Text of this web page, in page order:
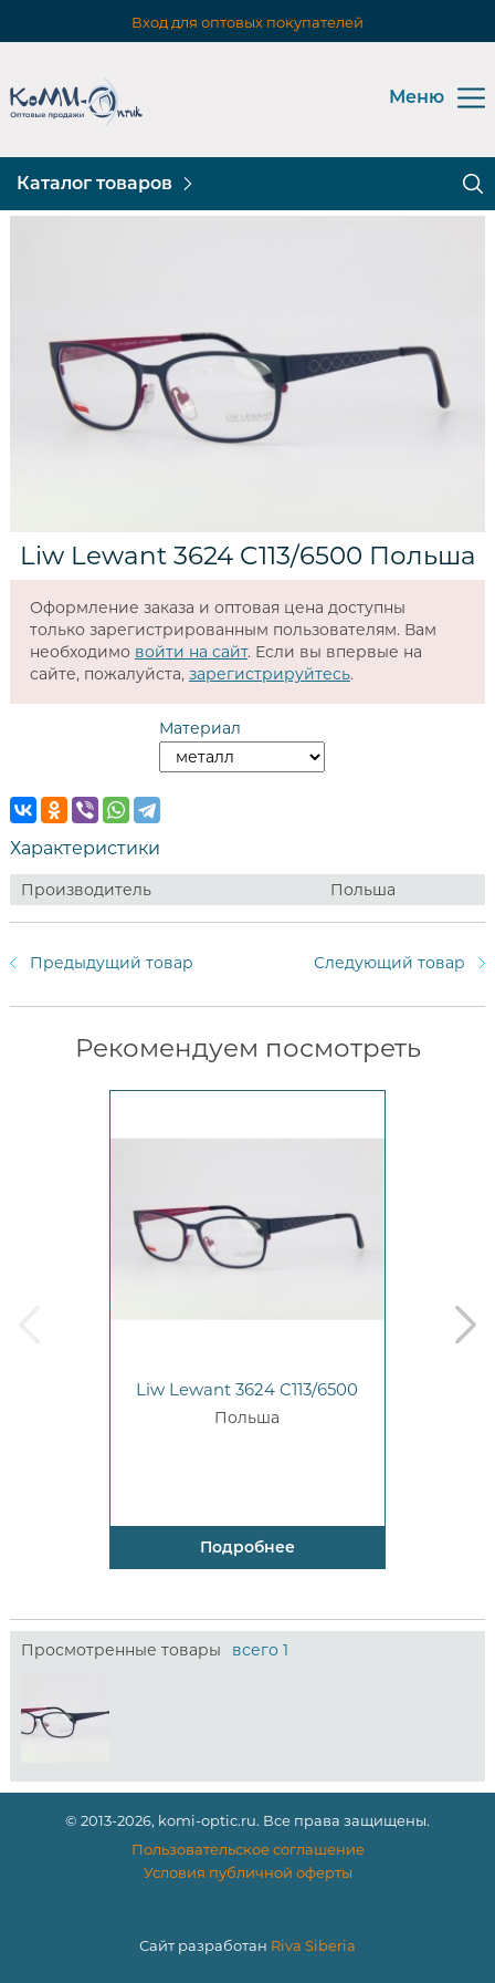
Вход для оптовых покупателей
Меню
Каталог товаров
Liw Lewant 3624 C113/6500 Польша
Оформление заказа и оптовая цена доступны
только зарегистрированным пользователям. Вам
необходимо войти на сайт. Если вы впервые на
сайте, пожалуйста, зарегистрируйтесь.
Материал
Характеристики
Производитель Польша
Предыдущий товар Следующий товар
Рекомендуем посмотреть
Liw Lewant 3624 C113/6500
Польша
Подробнее
next
Просмотренные товары всего 1
© 2013-2026, komi-optic.ru. Все права защищены.
Пользовательское соглашение
Условия публичной оферты
Сайт разработан Riva Siberia